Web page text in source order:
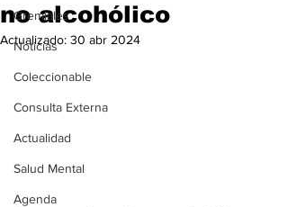
Gremiales
Noticias
Coleccionable
Consulta Externa
Actualidad
Salud Mental
Agenda
no alcohólico
Actualizado: 30 abr 2024